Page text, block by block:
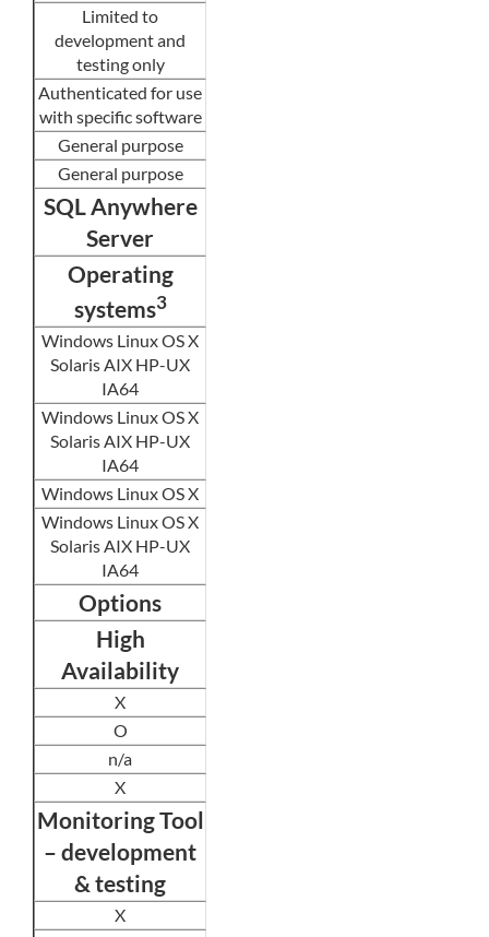
Limited to
development and
testing only
Authenticated for use
with specific software
General purpose
General purpose
SQL Anywhere
Server
Operating
systems3
Windows Linux OS X
Solaris AIX HP-UX
IA64
Windows Linux OS X
Solaris AIX HP-UX
IA64
Windows Linux OS X
Windows Linux OS X
Solaris AIX HP-UX
IA64
Options
High
Availability
X
O
n/a
X
Monitoring Tool
– development
& testing
X